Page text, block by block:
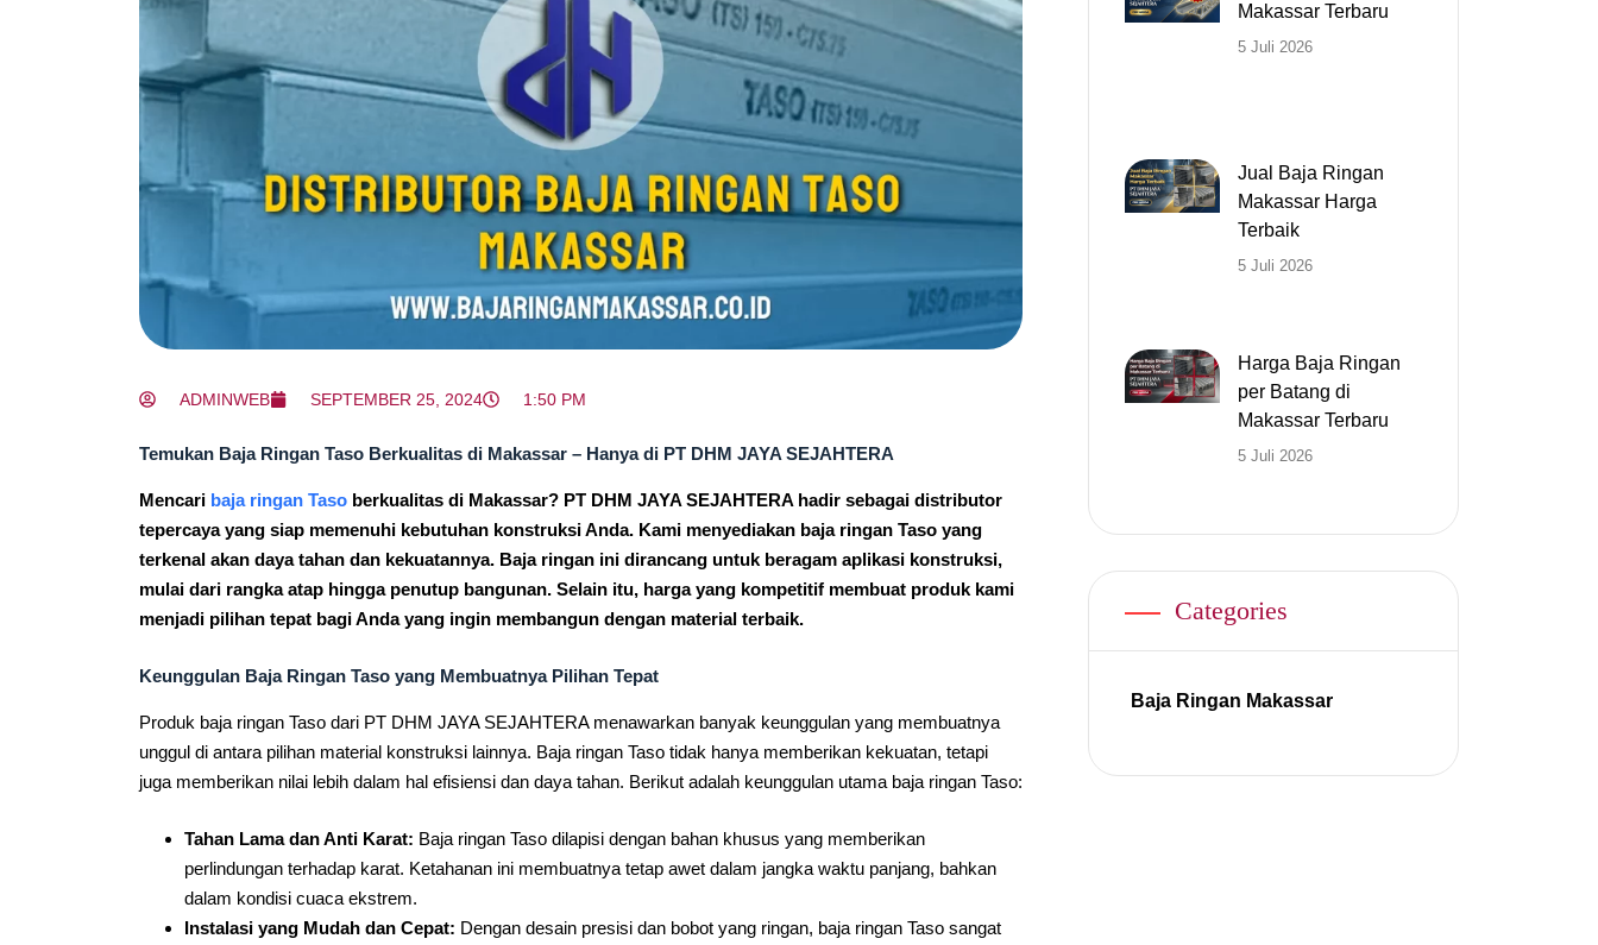
ADMINWEB SEPTEMBER 25, 2024 1:50 PM
Temukan Baja Ringan Taso Berkualitas di Makassar – Hanya di PT DHM JAYA SEJAHTERA
Mencari baja ringan Taso berkualitas di Makassar? PT DHM JAYA SEJAHTERA hadir sebagai distributor
tepercaya yang siap memenuhi kebutuhan konstruksi Anda. Kami menyediakan baja ringan Taso yang
terkenal akan daya tahan dan kekuatannya. Baja ringan ini dirancang untuk beragam aplikasi konstruksi,
mulai dari rangka atap hingga penutup bangunan. Selain itu, harga yang kompetitif membuat produk kami
menjadi pilihan tepat bagi Anda yang ingin membangun dengan material terbaik.
Keunggulan Baja Ringan Taso yang Membuatnya Pilihan Tepat
Produk baja ringan Taso dari PT DHM JAYA SEJAHTERA menawarkan banyak keunggulan yang membuatnya
unggul di antara pilihan material konstruksi lainnya. Baja ringan Taso tidak hanya memberikan kekuatan, tetapi
juga memberikan nilai lebih dalam hal efisiensi dan daya tahan. Berikut adalah keunggulan utama baja ringan Taso:
Tahan Lama dan Anti Karat: Baja ringan Taso dilapisi dengan bahan khusus yang memberikan
perlindungan terhadap karat. Ketahanan ini membuatnya tetap awet dalam jangka waktu panjang, bahkan
dalam kondisi cuaca ekstrem.
Instalasi yang Mudah dan Cepat: Dengan desain presisi dan bobot yang ringan, baja ringan Taso sangat
Makassar Terbaru
5 Juli 2026
Jual Baja Ringan
Makassar Harga
Terbaik
5 Juli 2026
Harga Baja Ringan
per Batang di
Makassar Terbaru
5 Juli 2026
Categories
Baja Ringan Makassar